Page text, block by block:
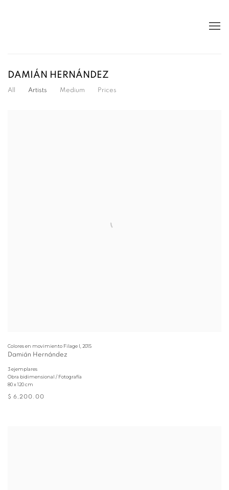
DAMIÁN HERNÁNDEZ
All Artists Medium Prices
Colores en movimiento Filage I ,2015
Damián Hernández
3 ejemplares
Obra bidimensional / Fotografía
80 x 120 cm
$ 6,200.00